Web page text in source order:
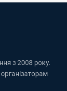
з 2008 року.